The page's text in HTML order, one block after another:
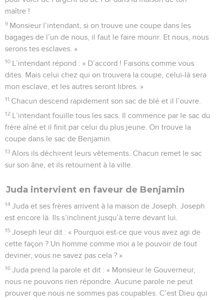
maître !
9 Monsieur l’intendant, si on trouve une coupe dans les
bagages de l’un de nous, il faut le faire mourir. Et nous, nous
serons tes esclaves. »
10 L’intendant répond : « D’accord ! Faisons comme vous
dites. Mais celui chez qui on trouvera la coupe, celui-là sera
mon esclave, et les autres seront libres. »
11 Chacun descend rapidement son sac de blé et il l’ouvre.
12 L’intendant fouille tous les sacs. Il commence par le sac du
frère aîné et il finit par celui du plus jeune. On trouve la
coupe dans le sac de Benjamin.
13 Alors ils déchirent leurs vêtements. Chacun remet le sac
sur son âne, et ils retournent à la ville.
Juda intervient en faveur de Benjamin
14 Juda et ses frères arrivent à la maison de Joseph. Joseph
est encore là. Ils s’inclinent jusqu’à terre devant lui.
15 Joseph leur dit : « Pourquoi est-ce que vous avez agi de
cette façon ? Un homme comme moi a le pouvoir de tout
deviner, vous ne savez pas cela ? »
16 Juda prend la parole et dit : « Monsieur le Gouverneur,
nous ne pouvons rien répondre. Aucune parole ne peut
prouver que nous ne sommes pas coupables. C’est Dieu qui